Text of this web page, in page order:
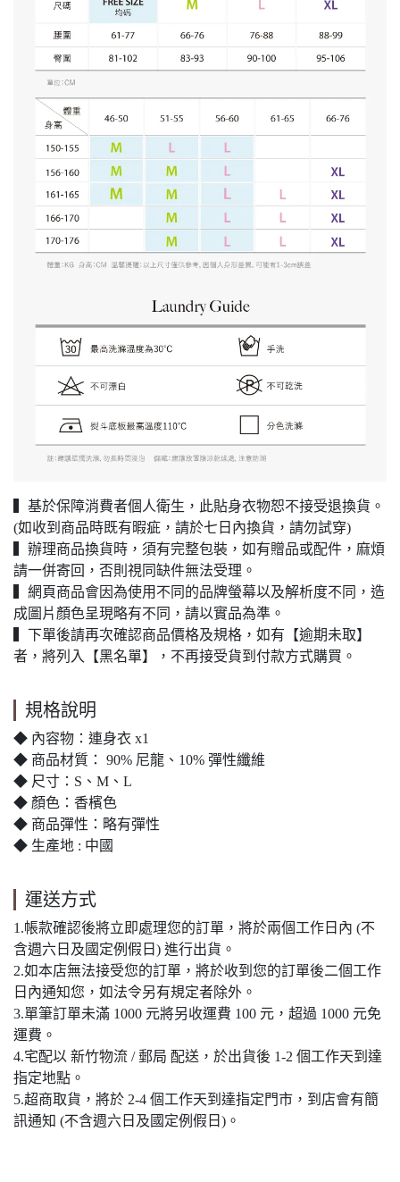
▍基於保障消費者個人衛生，此貼身衣物恕不接受退換貨。
(如收到商品時既有暇疵，請於七日內換貨，請勿試穿)
▍辦理商品換貨時，須有完整包裝，如有贈品或配件，麻煩
請一併寄回，否則視同缺件無法受理。
▍網頁商品會因為使用不同的品牌螢幕以及解析度不同，造
成圖片顏色呈現略有不同，請以實品為準。
▍下單後請再次確認商品價格及規格，如有【逾期未取】
者，將列入【黑名單】，不再接受貨到付款方式購買。
規格說明
◆ 內容物：連身衣 x1
◆ 商品材質： 90% 尼龍、10% 彈性纖維
◆ 尺寸：S、M、L
◆ 顏色：香檳色
◆ 商品彈性：略有彈性
◆ 生產地 : 中國
運送方式
1.帳款確認後將立即處理您的訂單，將於兩個工作日內 (不
含週六日及國定例假日) 進行出貨。
2.如本店無法接受您的訂單，將於收到您的訂單後二個工作
日內通知您，如法令另有規定者除外。
3.單筆訂單未滿 1000 元將另收運費 100 元，超過 1000 元免
運費。
4.宅配以 新竹物流 / 郵局 配送，於出貨後 1-2 個工作天到達
指定地點。
5.超商取貨，將於 2-4 個工作天到達指定門市，到店會有簡
訊通知 (不含週六日及國定例假日)。